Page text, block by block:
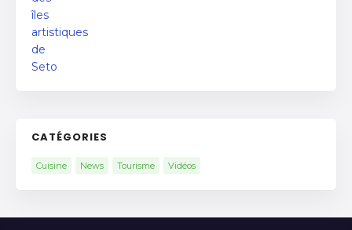
CATÉGORIES
Cuisine News Tourisme Vidéos